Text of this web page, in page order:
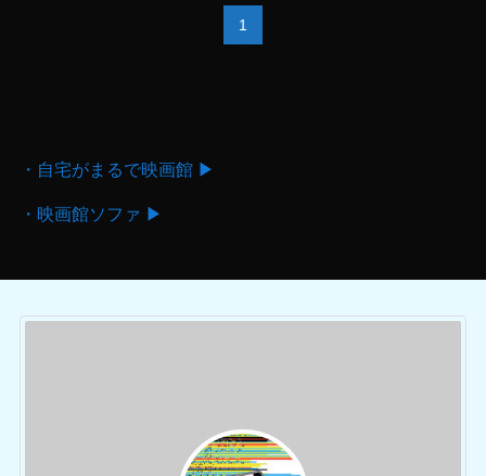
1
・自宅がまるで映画館 ▶
・映画館ソファ ▶